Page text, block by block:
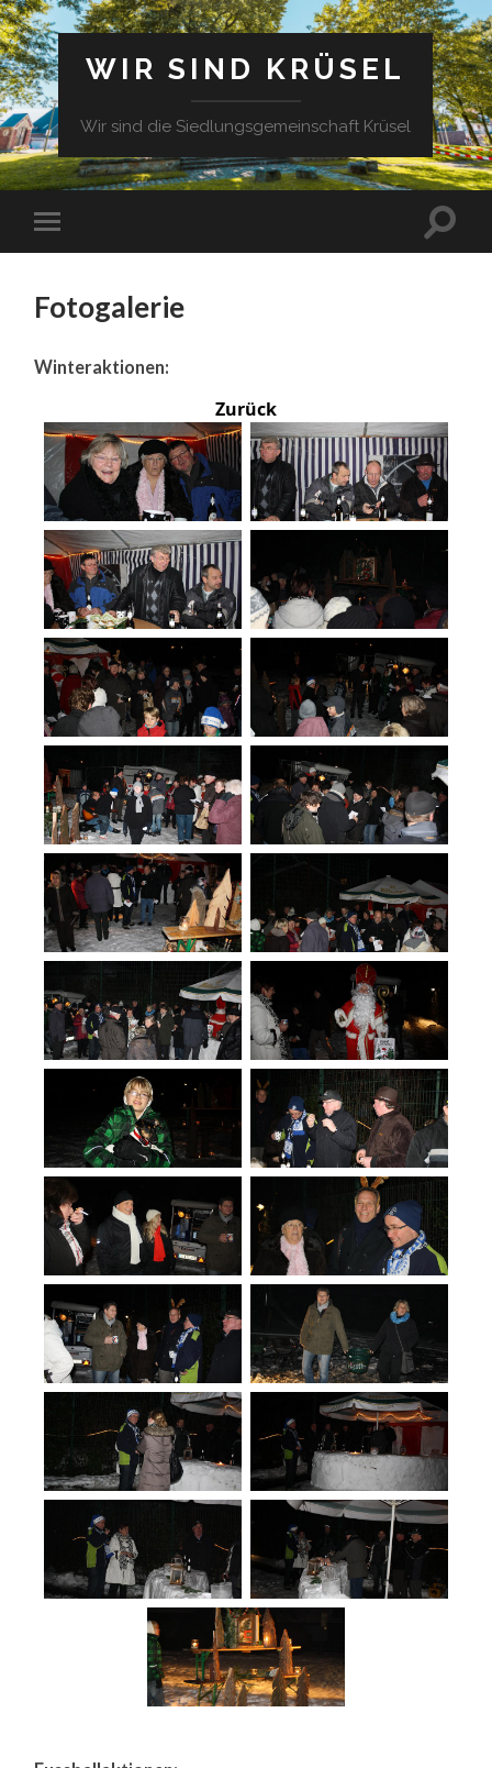
WIR SIND KRÜSEL
Wir sind die Siedlungsgemeinschaft Krüsel
Fotogalerie
Winteraktionen:
Zurück